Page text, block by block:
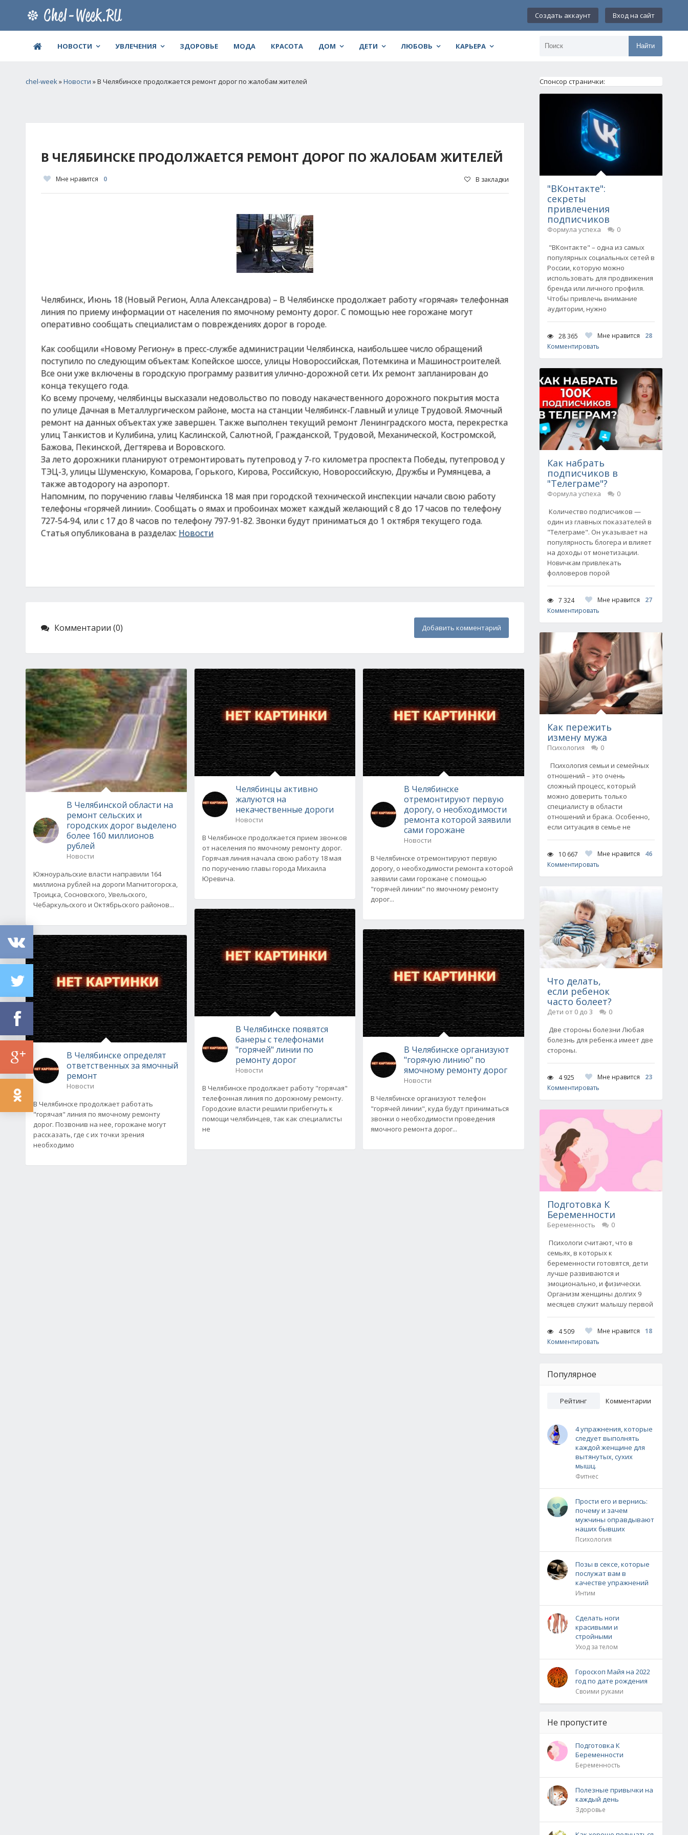
Создать аккаунт Вход на сайт
НОВОСТИ УВЛЕЧЕНИЯ ЗДОРОВЬЕ МОДА КРАСОТА ДОМ ДЕТИ ЛЮБОВЬ КАРЬЕРА Найти
chel-week»Новости » В Челябинске продолжается ремонт дорог по жалобам жителей
В ЧЕЛЯБИНСКЕ ПРОДОЛЖАЕТСЯ РЕМОНТ ДОРОГ ПО ЖАЛОБАМ ЖИТЕЛЕЙ
Мне нравится 0 В закладки
Челябинск, Июнь 18 (Новый Регион, Алла Александрова) – В Челябинске продолжает работу «горячая» телефонная
линия по приему информации от населения по ямочному ремонту дорог. С помощью нее горожане могут
оперативно сообщать специалистам о повреждениях дорог в городе.
Как сообщили «Новому Региону» в пресс-службе администрации Челябинска, наибольшее число обращений
поступило по следующим объектам: Копейское шоссе, улицы Новороссийская, Потемкина и Машиностроителей.
Все они уже включены в городскую программу развития улично-дорожной сети. Их ремонт запланирован до
конца текущего года.
Ко всему прочему, челябинцы высказали недовольство по поводу накачественного дорожного покрытия моста
по улице Дачная в Металлургическом районе, моста на станции Челябинск-Главный и улице Трудовой. Ямочный
ремонт на данных объектах уже завершен. Также выполнен текущий ремонт Ленинградского моста, перекрестка
улиц Танкистов и Кулибина, улиц Каслинской, Салютной, Гражданской, Трудовой, Механической, Костромской,
Бажова, Пекинской, Дегтярева и Воровского.
За лето дорожники планируют отремонтировать путепровод у 7-го километра проспекта Победы, путепровод у
ТЭЦ-3, улицы Шуменскую, Комарова, Горького, Кирова, Российскую, Новороссийскую, Дружбы и Румянцева, а
также автодорогу на аэропорт.
Напомним, по поручению главы Челябинска 18 мая при городской технической инспекции начали свою работу
телефоны «горячей линии». Сообщать о ямах и пробоинах может каждый желающий с 8 до 17 часов по телефону
727-54-94, или с 17 до 8 часов по телефону 797-91-82. Звонки будут приниматься до 1 октября текущего года.
Статья опубликована в разделах: Новости
Комментарии (0) Добавить комментарий
В Челябинской области на
ремонт сельских и
городских дорог выделено
более 160 миллионов
рублей
Новости
Южноуральские власти направили 164
миллиона рублей на дороги Магнитогорска,
Троицка, Сосновского, Увельского,
Чебаркульского и Октябрьского районов...
В Челябинске определят
ответственных за ямочный
ремонт
Новости
В Челябинске продолжает работать
"горячая" линия по ямочному ремонту
дорог. Позвонив на нее, горожане могут
рассказать, где с их точки зрения
необходимо
Челябинцы активно
жалуются на
некачественные дороги
Новости
В Челябинске продолжается прием звонков
от населения по ямочному ремонту дорог.
Горячая линия начала свою работу 18 мая
по поручению главы города Михаила
Юревича.
В Челябинске появятся
банеры с телефонами
"горячей" линии по
ремонту дорог
Новости
В Челябинске продолжает работу "горячая"
телефонная линия по дорожному ремонту.
Городские власти решили прибегнуть к
помощи челябинцев, так как специалисты
не
В Челябинске
отремонтируют первую
дорогу, о необходимости
ремонта которой заявили
сами горожане
Новости
В Челябинске отремонтируют первую
дорогу, о необходимости ремонта которой
заявили сами горожане с помощью
"горячей линии" по ямочному ремонту
дорог...
В Челябинске организуют
"горячую линию" по
ямочному ремонту дорог
Новости
В Челябинске организуют телефон
"горячей линии", куда будут приниматься
звонки о необходимости проведения
ямочного ремонта дорог...
Спонсор странички:
"ВКонтакте":
секреты
привлечения
подписчиков
Формула успеха
0
"ВКонтакте" – одна из самых
популярных социальных сетей в
России, которую можно
использовать для продвижения
бренда или личного профиля.
Чтобы привлечь внимание
аудитории, нужно
28 365 Мне нравится
28
Комментировать
Как набрать
подписчиков в
"Телеграме"?
Формула успеха
0
Количество подписчиков —
один из главных показателей в
"Телеграме". Он указывает на
популярность блогера и влияет
на доходы от монетизации.
Новичкам привлекать
фолловеров порой
7 324 Мне нравится
27
Комментировать
Как пережить
измену мужа
Психология
0
Психология семьи и семейных
отношений – это очень
сложный процесс, который
можно доверить только
специалисту в области
отношений и брака. Особенно,
если ситуация в семье не
10 667 Мне нравится
46
Комментировать
Что делать,
если ребенок
часто болеет?
Дети от 0 до 3
0
Две стороны болезни Любая
болезнь для ребенка имеет две
стороны.
4 925 Мне нравится
23
Комментировать
Подготовка К
Беременности
Беременность
0
Психологи считают, что в
семьях, в которых к
беременности готовятся, дети
лучше развиваются и
эмоционально, и физически.
Организм женщины долгих 9
месяцев служит малышу первой
4 509 Мне нравится
18
Комментировать
Популярное
Рейтинг Комментарии
4 упражнения, которые
следует выполнять
каждой женщине для
вытянутых, сухих
мышц.
Фитнес
Прости его и вернись:
почему и зачем
мужчины оправдывают
наших бывших
Психология
Позы в сексе, которые
послужат вам в
качестве упражнений
Интим
Сделать ноги
красивыми и
стройными
Уход за телом
Гороскоп Майя на 2022
год по дате рождения
Своими руками
Не пропустите
Подготовка К
Беременности
Беременность
Полезные привычки на
каждый день
Здоровье